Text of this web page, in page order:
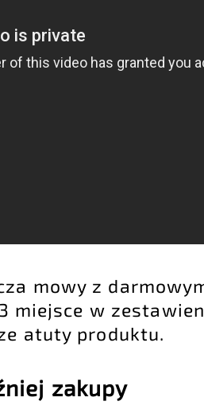
mowy z
miejsce w
atuty produktu.
zakupy